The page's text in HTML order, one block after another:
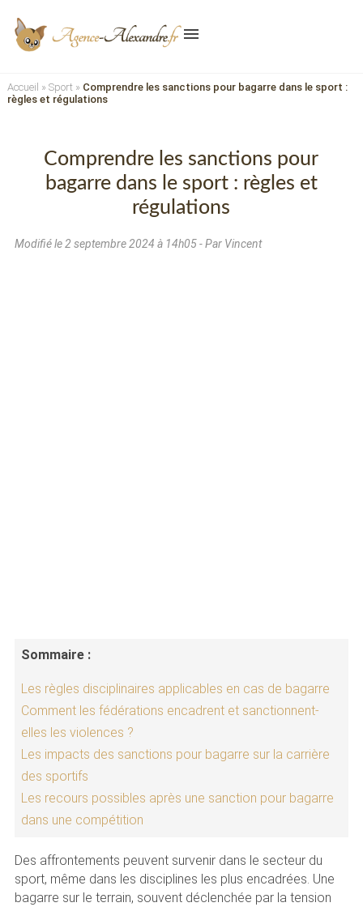
menu
Accueil » Sport» Comprendre les sanctions pour bagarre dans le sport :
règles et régulations
Comprendre les sanctions pour
bagarre dans le sport : règles et
régulations
Modifié le2 septembre 2024 à 14h05- Par Vincent
Sommaire :
Les règles disciplinaires applicables en cas de bagarre
Comment les fédérations encadrent et sanctionnent-
elles les violences ?
Les impacts des sanctions pour bagarre sur la carrière
des sportifs
Les recours possibles après une sanction pour bagarre
dans une compétition
Des affrontements peuvent survenir dans le secteur du
sport, même dans les disciplines les plus encadrées. Une
bagarre sur le terrain, souvent déclenchée par la tension